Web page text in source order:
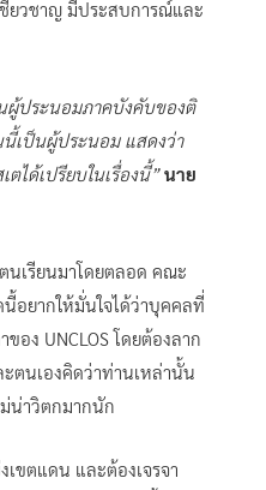
ชี่ยวชาญ มีประสบการณ์และ
ผู้ประนอมภาคบังคับของติ
นี้เป็นผู้ประนอม แสดงว่า
ได้เปรียบในเรื่องนี้”นาย
นเรียนมาโดยตลอด คณะ
อยากให้มั่นใจได้ว่าบุคคลที่
ง UNCLOS โดยต้องลาก
ตนเองคิดว่าท่านเหล่านั้น
น่าวิตกมากนัก
ขตแดน และต้องเจรจา